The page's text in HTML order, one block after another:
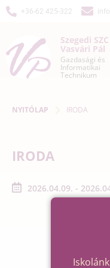
+36-62 425-322
Szegedi SZC
Vasvári Pál
Gazdasági és
Informatikai
Technikum
NYITÓLAP IRODA
IRODA
2026.04.09. -